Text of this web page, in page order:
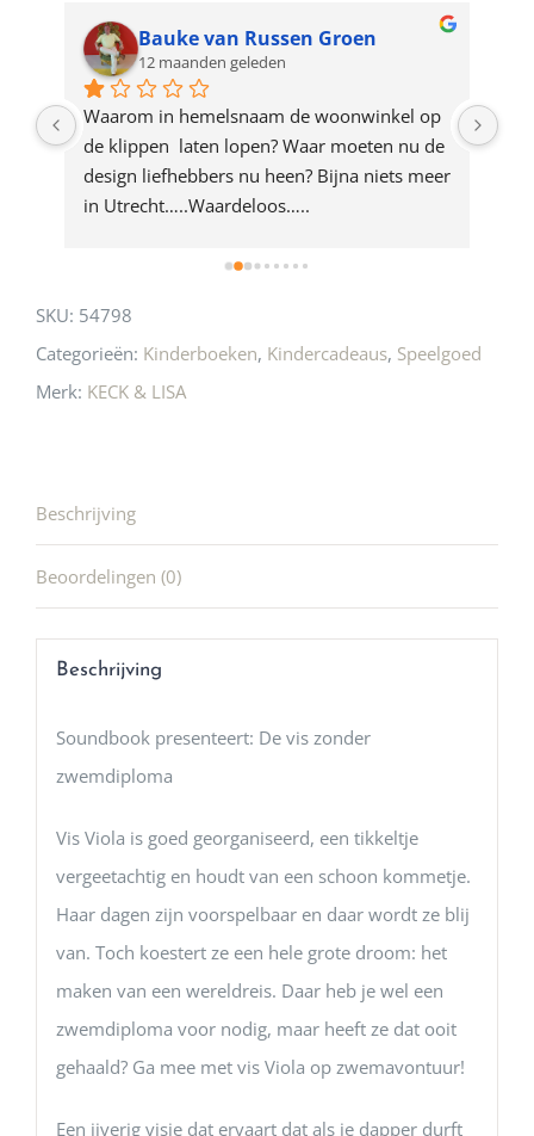
product
Bauke van Russen Groen
12 maanden geleden
Waarom in hemelsnaam de woonwinkel op
de klippen  laten lopen? Waar moeten nu de
design liefhebbers nu heen? Bijna niets meer
in Utrecht…..Waardeloos…..
SKU: 54798
Categorieën: Kinderboeken, Kindercadeaus, Speelgoed
Merk: KECK & LISA
Beschrijving
Beoordelingen (0)
Beschrijving
Soundbook presenteert: De vis zonder
zwemdiploma
Vis Viola is goed georganiseerd, een tikkeltje
vergeetachtig en houdt van een schoon kommetje.
Haar dagen zijn voorspelbaar en daar wordt ze blij
van. Toch koestert ze een hele grote droom: het
maken van een wereldreis. Daar heb je wel een
zwemdiploma voor nodig, maar heeft ze dat ooit
gehaald? Ga mee met vis Viola op zwemavontuur!
Een ijverig visje dat ervaart dat als je dapper durft